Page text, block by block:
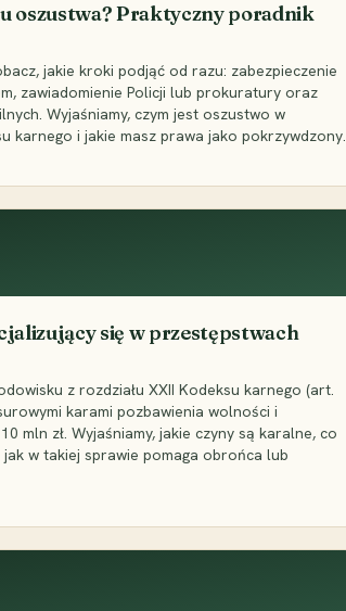
oszustwa? Praktyczny poradnik
jakie kroki podjąć od razu: zabezpieczenie
zawiadomienie Policji lub prokuratury oraz
Wyjaśniamy, czym jest oszustwo w
karnego i jakie masz prawa jako pokrzywdzony.
się w przestępstwach
z rozdziału XXII Kodeksu karnego (art.
karami pozbawienia wolności i
mln zł. Wyjaśniamy, jakie czyny są karalne, co
jak w takiej sprawie pomaga obrońca lub